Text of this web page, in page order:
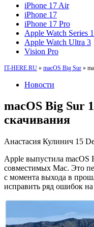
iPhone 17 Air
iPhone 17
iPhone 17 Pro
Apple Watch Series
Apple Watch Ultra 3
Vision Pro
IT-HERE.RU » macOS Big Sur »
Новости
macOS Big Sur
скачивания
Анастасия Кулинич 15
Apple выпустила macOS
совместимых Mac. Это
с момента выхода в
исправить ряд ошибок